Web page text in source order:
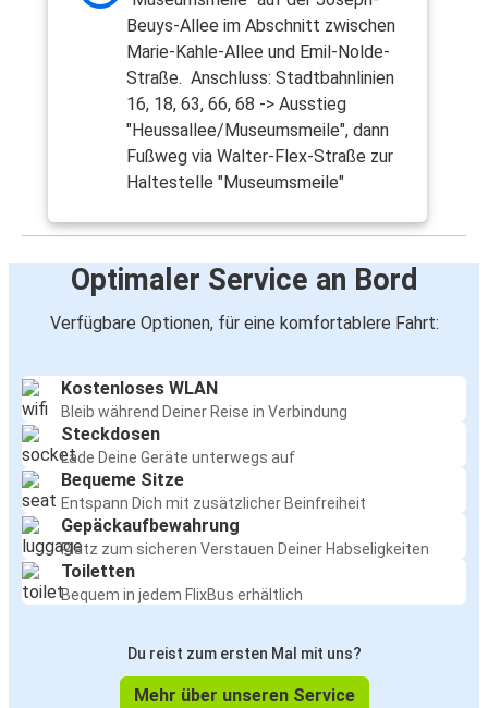
Beuys-Allee im Abschnitt zwischen
Marie-Kahle-Allee und Emil-Nolde-
Straße. Anschluss: Stadtbahnlinien
16, 18, 63, 66, 68 -> Ausstieg
"Heussallee/Museumsmeile", dann
Fußweg via Walter-Flex-Straße zur
Haltestelle "Museumsmeile"
Optimaler Service an Bord
Verfügbare Optionen, für eine komfortablere Fahrt:
Kostenloses WLAN
Bleib während Deiner Reise in Verbindung
Steckdosen
Lade Deine Geräte unterwegs auf
Bequeme Sitze
Entspann Dich mit zusätzlicher Beinfreiheit
Gepäckaufbewahrung
Platz zum sicheren Verstauen Deiner Habseligkeiten
Toiletten
Bequem in jedem FlixBus erhältlich
Du reist zum ersten Mal mit uns?
Mehr über unseren Service